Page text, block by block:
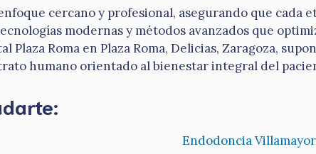
cercano y profesional, asegurando que cada
modernas y métodos avanzados que
Roma en Plaza Roma, Delicias, Zaragoza,
humano orientado al bienestar integral del
Endodoncia